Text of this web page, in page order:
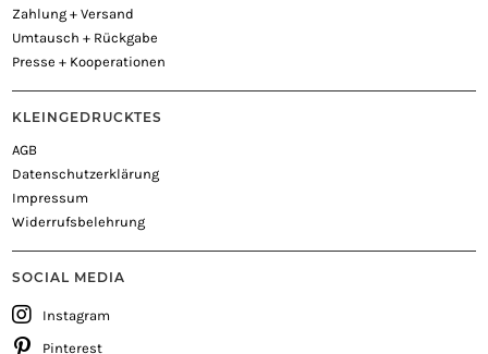
Zahlung + Versand
Umtausch + Rückgabe
Presse + Kooperationen
KLEINGEDRUCKTES
AGB
Datenschutzerklärung
Impressum
Widerrufsbelehrung
SOCIAL MEDIA
Instagram
Pinterest